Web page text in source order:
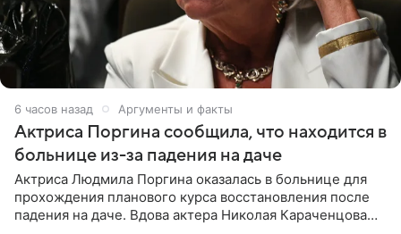
6 часов назад Аргументы и факты
Актриса Поргина сообщила, что находится в
больнице из-за падения на даче
Актриса Людмила Поргина оказалась в больнице для
прохождения планового курса восстановления после
падения на даче. Вдова актера Николая Караченцова